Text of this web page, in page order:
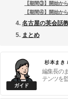
【期間③】開始か
【期間④】開始か
名古屋の英会話
まとめ
杉本まき
編集長の
テンツを